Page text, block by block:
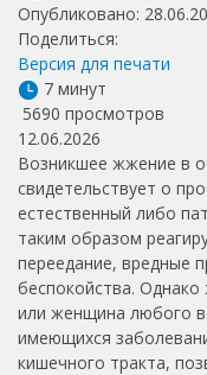
Опубликовано:
Поделиться:
Версия для печати
7 минут
5690 просмотров
12.06.2026
Возникшее жжение в
свидетельствует о
естественный либо
таким образом
переедание, вредные
беспокойства.
или женщина любого
имеющихся
кишечного тракта,